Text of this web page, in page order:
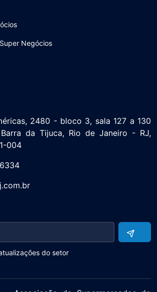
Negócios
2480 - bloco 3, sala 127 a 130
da Tijuca, Rio de Janeiro - RJ,
004
do setor